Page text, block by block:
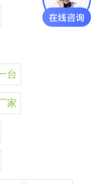
台
家